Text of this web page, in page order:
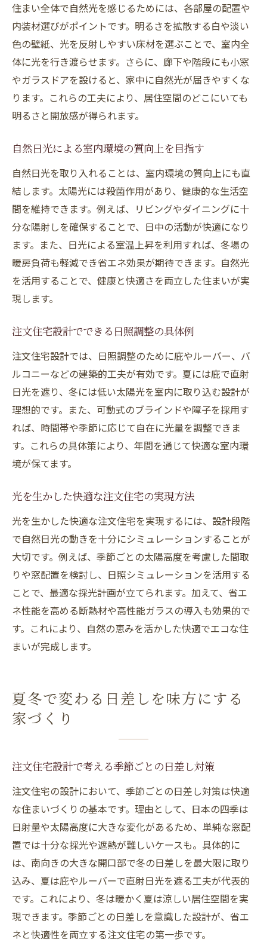
住まい全体で自然光を感じるためには、各部屋の配置や
内装材選びがポイントです。明るさを拡散する白や淡い
色の壁紙、光を反射しやすい床材を選ぶことで、室内全
体に光を行き渡らせます。さらに、廊下や階段にも小窓
やガラスドアを設けると、家中に自然光が届きやすくな
ります。これらの工夫により、居住空間のどこにいても
明るさと開放感が得られます。
自然日光による室内環境の質向上を目指す
自然日光を取り入れることは、室内環境の質向上にも直
結します。太陽光には殺菌作用があり、健康的な生活空
間を維持できます。例えば、リビングやダイニングに十
分な陽射しを確保することで、日中の活動が快適になり
ます。また、日光による室温上昇を利用すれば、冬場の
暖房負荷も軽減でき省エネ効果が期待できます。自然光
を活用することで、健康と快適さを両立した住まいが実
現します。
注文住宅設計でできる日照調整の具体例
注文住宅設計では、日照調整のために庇やルーバー、バ
ルコニーなどの建築的工夫が有効です。夏には庇で直射
日光を遮り、冬には低い太陽光を室内に取り込む設計が
理想的です。また、可動式のブラインドや障子を採用す
れば、時間帯や季節に応じて自在に光量を調整できま
す。これらの具体策により、年間を通じて快適な室内環
境が保てます。
光を生かした快適な注文住宅の実現方法
光を生かした快適な注文住宅を実現するには、設計段階
で自然日光の動きを十分にシミュレーションすることが
大切です。例えば、季節ごとの太陽高度を考慮した間取
りや窓配置を検討し、日照シミュレーションを活用する
ことで、最適な採光計画が立てられます。加えて、省エ
ネ性能を高める断熱材や高性能ガラスの導入も効果的で
す。これにより、自然の恵みを活かした快適でエコな住
まいが完成します。
夏冬で変わる日差しを味方にする
家づくり
注文住宅設計で考える季節ごとの日差し対策
注文住宅の設計において、季節ごとの日差し対策は快適
な住まいづくりの基本です。理由として、日本の四季は
日射量や太陽高度に大きな変化があるため、単純な窓配
置では十分な採光や遮熱が難しいケースも。具体的に
は、南向きの大きな開口部で冬の日差しを最大限に取り
込み、夏は庇やルーバーで直射日光を遮る工夫が代表的
です。これにより、冬は暖かく夏は涼しい居住空間を実
現できます。季節ごとの日差しを意識した設計が、省エ
ネと快適性を両立する注文住宅の第一歩です。